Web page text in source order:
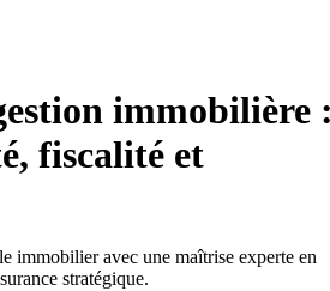
immobilière
fiscalité et
immobilier avec une maîtrise experte en
stratégique.